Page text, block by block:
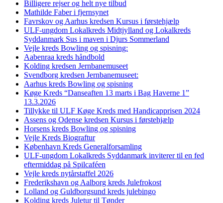
Billigere rejser og helt nye tilbud
Mathilde Faber i fjernsynet
Favrskov og Aarhus kredsen Kursus i førstehjælp
ULF-ungdom Lokalkreds Midtjylland og Lokalkreds
Syddanmark Sus i maven i Djurs Sommerland
Vejle kreds Bowling og spisning:
Aabenraa kreds håndbold
Kolding kredsen Jernbanemuseet
Svendborg kredsen Jernbanemuseet:
Aarhus kreds Bowling og spisning
Køge Kreds “Danseaften 13 marts i Bag Haverne 1”
13.3.2026
Tillykke til ULF Køge Kreds med Handicapprisen 2024
Assens og Odense kredsen Kursus i førstehjælp
Horsens kreds Bowling og spisning
Vejle Kreds Biograftur
København Kreds Generalforsamling
ULF-ungdom Lokalkreds Syddanmark inviterer til en fed
eftermiddag på Spilcaféen
Vejle kreds nytårstaffel 2026
Frederikshavn og Aalborg kreds Julefrokost
Lolland og Guldborgsund kreds julebingo
Kolding kreds Juletur til Tønder